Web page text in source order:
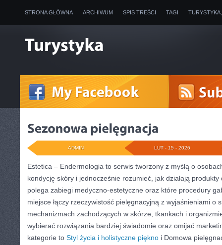
STRONA GŁÓWNA ARCHIWUM SPIS TREŚCI TAGI
LUT - 15 - 2026
ADMIN
Estetica – Endermologia to serwis tworzony z myślą o
kondycję skóry i jednocześnie rozumieć, jak działają
polega zabiegi medyczno-estetyczne oraz które procedury
miejsce łączy rzeczywistość pielęgnacyjną z wyjaśnieniami o
mechanizmach zachodzących w skórze, tkankach i
wybierać rozwiązania bardziej świadomie oraz omijać
kategorie to Styl życia i holistyczne piękno i Domowa